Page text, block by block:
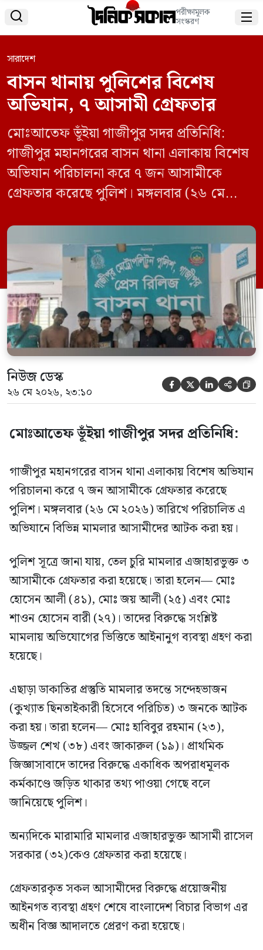
 পরীক্ষামূলক
সংস্করণ 
সারাদেশ
বাসন থানায় পুলিশের বিশেষ
অভিযান, ৭ আসামী গ্রেফতার
মোঃআতেফ ভূঁইয়া গাজীপুর সদর প্রতিনিধি:
গাজীপুর মহানগরের বাসন থানা এলাকায় বিশেষ
অভিযান পরিচালনা করে ৭ জন আসামীকে
গ্রেফতার করেছে পুলিশ। মঙ্গলবার (২৬ মে
মামলার আসামীদের আটক করা হয়। পুলিশ সূত্রে
জানা যায়, তেল চুরি মামলার এজাহারভুক্ত ৩
আসামীকে গ্রেফতার করা হয়েছে। তারা হলেন—
মোঃ হোসেন আলী (৪১), মোঃ জয় […]
নিউজ ডেস্ক
২৬ মে ২০২৬, ২৩:১০     
মোঃআতেফ ভূঁইয়া গাজীপুর সদর প্রতিনিধি:
গাজীপুর মহানগরের বাসন থানা এলাকায় বিশেষ অভিযান
পরিচালনা করে ৭ জন আসামীকে গ্রেফতার করেছে
পুলিশ। মঙ্গলবার (২৬ মে ২০২৬) তারিখে পরিচালিত এ
অভিযানে বিভিন্ন মামলার আসামীদের আটক করা হয়।
পুলিশ সূত্রে জানা যায়, তেল চুরি মামলার এজাহারভুক্ত ৩
আসামীকে গ্রেফতার করা হয়েছে। তারা হলেন— মোঃ
হোসেন আলী (৪১), মোঃ জয় আলী (২৫) এবং মোঃ
শাওন হোসেন বারী (২৭)। তাদের বিরুদ্ধে সংশ্লিষ্ট
মামলায় অভিযোগের ভিত্তিতে আইনানুগ ব্যবস্থা গ্রহণ করা
হয়েছে।
এছাড়া ডাকাতির প্রস্তুতি মামলার তদন্তে সন্দেহভাজন
(কুখ্যাত ছিনতাইকারী হিসেবে পরিচিত) ৩ জনকে আটক
করা হয়। তারা হলেন— মোঃ হাবিবুর রহমান (২৩),
উজ্জল শেখ (৩৮) এবং জাকারুল (১৯)। প্রাথমিক
জিজ্ঞাসাবাদে তাদের বিরুদ্ধে একাধিক অপরাধমূলক
কর্মকাণ্ডে জড়িত থাকার তথ্য পাওয়া গেছে বলে
জানিয়েছে পুলিশ।
অন্যদিকে মারামারি মামলার এজাহারভুক্ত আসামী রাসেল
সরকার (৩২)কেও গ্রেফতার করা হয়েছে।
গ্রেফতারকৃত সকল আসামীদের বিরুদ্ধে প্রয়োজনীয়
আইনগত ব্যবস্থা গ্রহণ শেষে বাংলাদেশ বিচার বিভাগ এর
অধীন বিজ্ঞ আদালতে প্রেরণ করা হয়েছে।